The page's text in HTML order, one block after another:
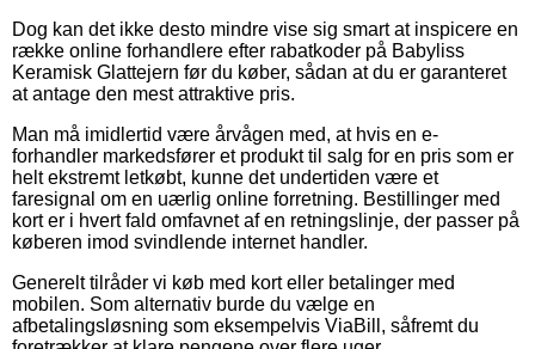
Dog kan det ikke desto mindre vise sig smart at inspicere en
række online forhandlere efter rabatkoder på Babyliss
Keramisk Glattejern før du køber, sådan at du er garanteret
at antage den mest attraktive pris.
Man må imidlertid være årvågen med, at hvis en e-
forhandler markedsfører et produkt til salg for en pris som er
helt ekstremt letkøbt, kunne det undertiden være et
faresignal om en uærlig online forretning. Bestillinger med
kort er i hvert fald omfavnet af en retningslinje, der passer på
køberen imod svindlende internet handler.
Generelt tilråder vi køb med kort eller betalinger med
mobilen. Som alternativ burde du vælge en
afbetalingsløsning som eksempelvis ViaBill, såfremt du